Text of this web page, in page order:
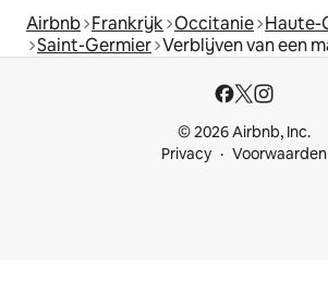
Airbnb Frankrijk Occitanie Haute-
Saint-Germier Verblijven van een
© 2026 Airbnb, Inc.
Privacy
Voorwaarden